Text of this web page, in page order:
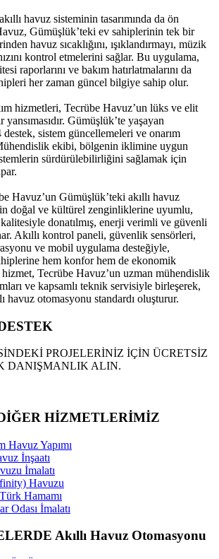
havuz sisteminin tasarımında da ön
Gümüşlük’teki ev sahiplerinin tek bir
havuz sıcaklığını, ışıklandırmayı, müzik
kontrol etmelerini sağlar. Bu uygulama,
raporlarını ve bakım hatırlatmalarını da
her zaman güncel bilgiye sahip olur.
hizmetleri, Tecrübe Havuz’un lüks ve elit
yansımasıdır. Gümüşlük’te yaşayan
sistem güncellemeleri ve onarım
ekibi, bölgenin iklimine uygun
sürdürülebilirliğini sağlamak için
Havuz’un Gümüşlük’teki akıllı havuz
doğal ve kültürel zenginliklerine uyumlu,
donatılmış, enerji verimli ve güvenli
Akıllı kontrol paneli, güvenlik sensörleri,
ve mobil uygulama desteğiyle,
hem konfor hem de ekonomik
Tecrübe Havuz’un uzman mühendislik
ve kapsamlı teknik servisiyle birleşerek,
havuz otomasyonu standardı oluşturur.
PROJELERİNİZ İÇİN ÜCRETSİZ
DANIŞMANLIK ALIN.
HİZMETLERİMİZ
Havuz Yapımı
İnşaatı
İmalatı
Havuzu
Hamamı
Odası İmalatı
Akıllı Havuz Otomasyonu